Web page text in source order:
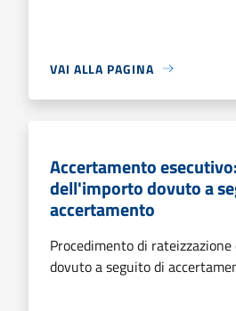
VAI ALLA PAGINA
Accertamento
dell'importo dovuto a
accertamento
Procedimento di
dovuto a seguito di